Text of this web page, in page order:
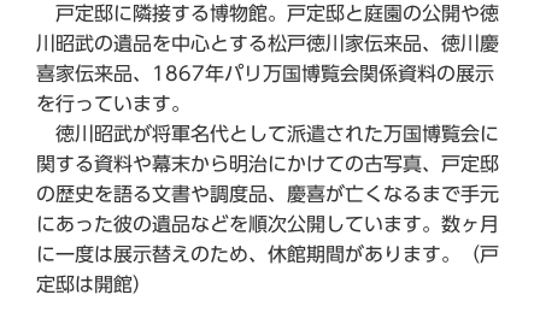
戸定邸に隣接する博物館。戸定邸と庭園の公開や徳
川昭武の遺品を中心とする松戸徳川家伝来品、徳川慶
喜家伝来品、1867年パリ万国博覧会関係資料の展示
を行っています。
徳川昭武が将軍名代として派遣された万国博覧会に
関する資料や幕末から明治にかけての古写真、戸定邸
の歴史を語る文書や調度品、慶喜が亡くなるまで手元
にあった彼の遺品などを順次公開しています。数ヶ月
に一度は展示替えのため、休館期間があります。（戸
定邸は開館）